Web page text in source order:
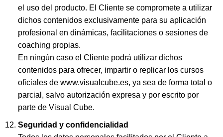
el uso del producto. El Cliente se compromete a utilizar
dichos contenidos exclusivamente para su aplicación
profesional en dinámicas, facilitaciones o sesiones de
coaching propias.
En ningún caso el Cliente podrá utilizar dichos
contenidos para ofrecer, impartir o replicar los cursos
oficiales de www.visualcube.es, ya sea de forma total o
parcial, salvo autorización expresa y por escrito por
parte de Visual Cube.
Seguridad y confidencialidad